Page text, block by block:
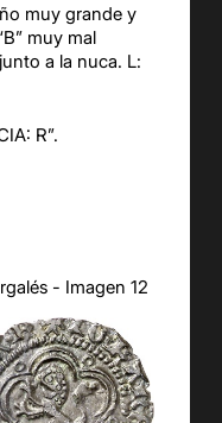
muy grande y
muy mal
a la nuca. L:
R”.